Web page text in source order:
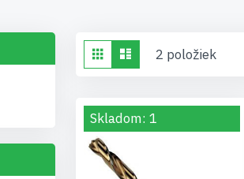
Zobraziť
ako
Grid Zoznam
2 položiek
Skladom: 1